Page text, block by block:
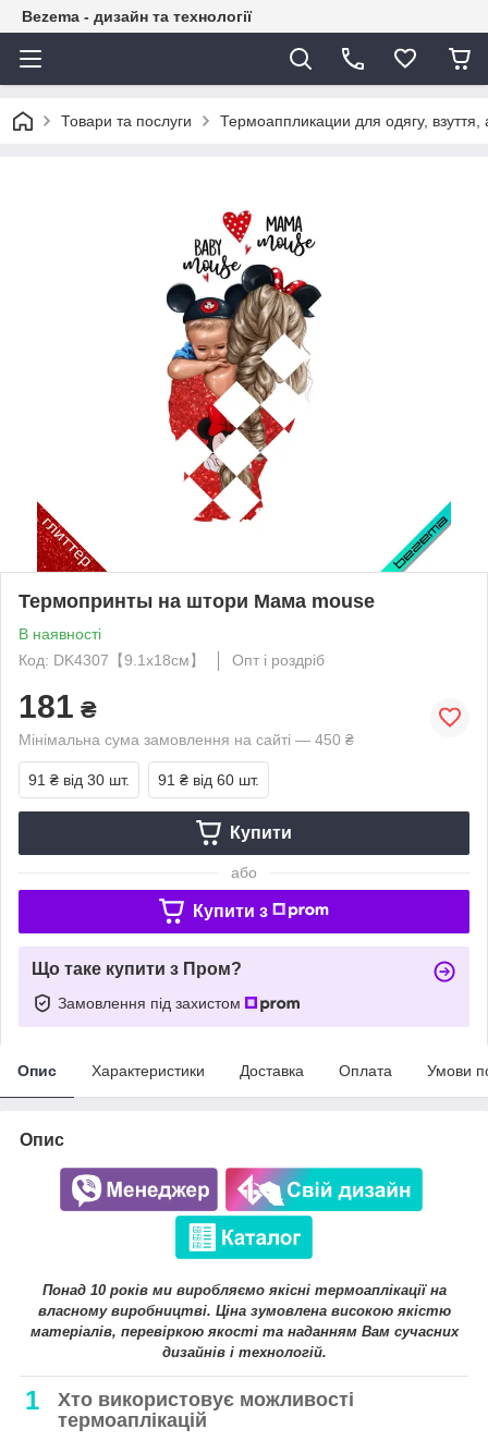
Bezema - дизайн та технології
Товари та послуги Термоаппликации для одягу, взуття,
Термопринты на штори Мама mouse
В наявності
Код: DK4307【9.1x18см】
Опт і роздріб
181 ₴
Мінімальна сума замовлення на сайті — 450 ₴
91 ₴ від 30 шт. 91 ₴ від 60 шт.
Купити
або
Купити з
Що таке купити з Пром?
Замовлення під захистом
Опис Характеристики Доставка Оплата Умови
Опис
Понад 10 років ми виробляємо якісні термоаплікації на
власному виробництві. Ціна зумовлена високою якістю
матеріалів, перевіркою якості та наданням Вам сучасних
дизайнів і технологій.
1
Хто використовує можливості
термоаплікацій